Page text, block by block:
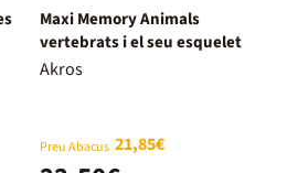
Maxi Memory Animals
vertebrats i el seu esquelet
Akros
Preu Abacus 21,85€